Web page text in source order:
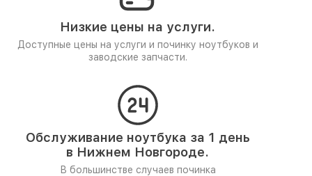
Низкие цены на услуги.
Доступные цены на услуги и починку ноутбуков и
заводские запчасти.
Обслуживание ноутбука за 1 день
в Нижнем Новгороде.
В большинстве случаев починка